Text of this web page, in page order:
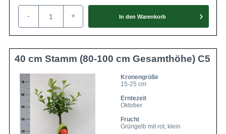
- + In den Warenkorb
40 cm Stamm (80-100 cm Gesamthöhe) C5
Kronengröße
15-25 cm
Erntezeit
Oktober
Frucht
Grüngelb mit rot, klein